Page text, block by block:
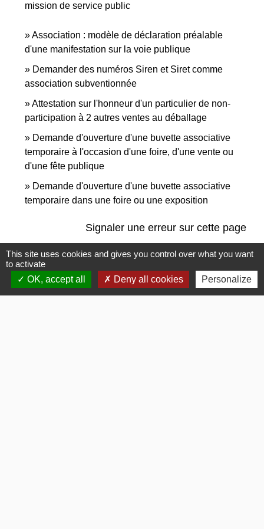
mission de service public
Association : modèle de déclaration préalable
d'une manifestation sur la voie publique
Demander des numéros Siren et Siret comme
association subventionnée
Attestation sur l'honneur d'un particulier de non-
participation à 2 autres ventes au déballage
Demande d'ouverture d'une buvette associative
temporaire à l'occasion d'une foire, d'une vente ou
d'une fête publique
Demande d'ouverture d'une buvette associative
temporaire dans une foire ou une exposition
Signaler une erreur sur cette page
This site uses cookies and gives you control over what you want
to activate
OK, accept all
Deny all cookies Personalize